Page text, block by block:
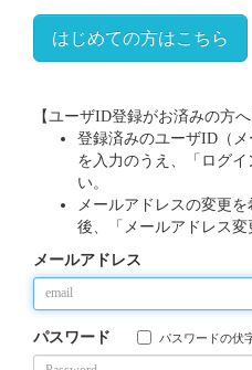
はじめての方はこちら
【ユーザID登録がお済みの方へ
登録済みのユーザID（
を入力のうえ、「ログ
い。
メールアドレスの変更
後、「メールアドレス変
メールアドレス
パスワード パスワードの伏